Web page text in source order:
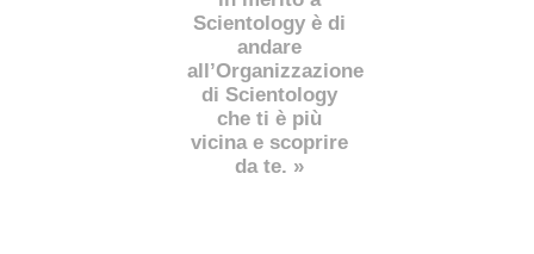
Scientology è di
andare
all’Organizzazione
di Scientology
che ti è più
vicina e scoprire
da te. »